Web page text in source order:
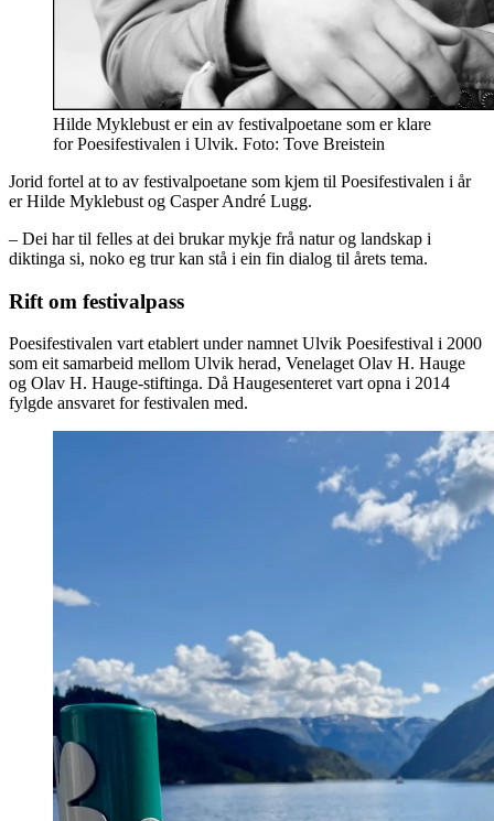
Hilde Myklebust er ein av festivalpoetane som er klare
for Poesifestivalen i Ulvik. Foto: Tove Breistein
Jorid fortel at to av festivalpoetane som kjem til Poesifestivalen i år
er Hilde Myklebust og Casper André Lugg.
– Dei har til felles at dei brukar mykje frå natur og landskap i
diktinga si, noko eg trur kan stå i ein fin dialog til årets tema.
Rift om festivalpass
Poesifestivalen vart etablert under namnet Ulvik Poesifestival i 2000
som eit samarbeid mellom Ulvik herad, Venelaget Olav H. Hauge
og Olav H. Hauge-stiftinga. Då Haugesenteret vart opna i 2014
fylgde ansvaret for festivalen med.